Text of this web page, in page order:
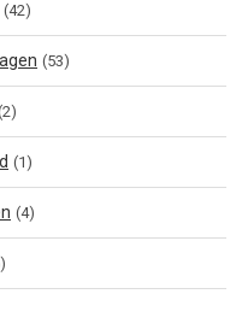
(42)
(53)
(1)
(4)